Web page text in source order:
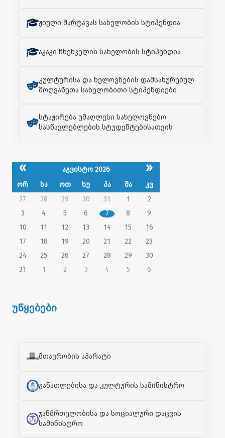
ჟიული შარტავას სახელობის სტიპენდია
აკაკი ჩხენკელის სახელობის სტიპენდია
კულტურისა და ხელოვნების დამსახურებულ
მოღვაწეთა სახელობითი სტიპენდიები
სტაჟირება უმაღლესი სახელოვნებო
სასწავლებლების სტუდენტებისათვის
« აგვისტო 2026 »
ორ სა ოთ ხუ პა შა
კვ
27
28 29 30 31 1
2
3
4 5 6 7 8
9
10
11 12 13 14 15
16
17
18 19 20 21 22
23
24
25 26 27 28 29
30
31
1 2 3 4 5 6
უწყებები
მთავრობის აპარატი
განათლებისა და კულტურის სამინისტრო
ჯანმრთელობისა და სოციალური დაცვის
სამინისტრო